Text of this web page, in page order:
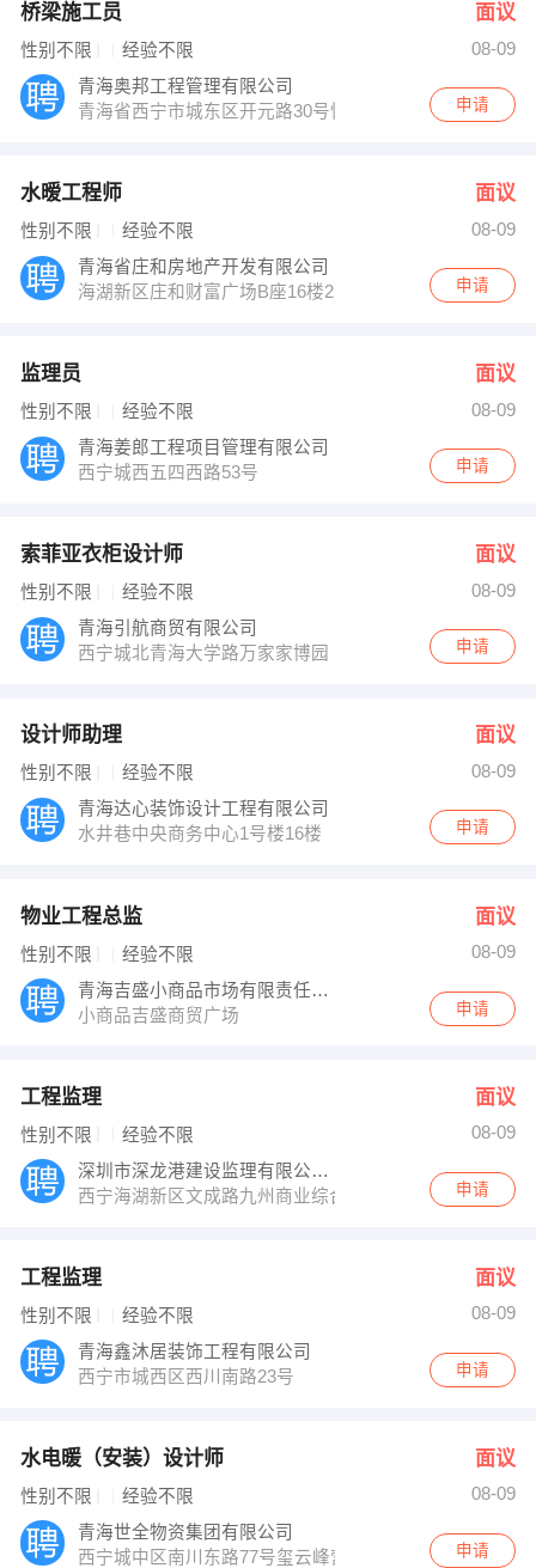
桥梁施工员 面议
性别不限 经验不限
08-09
青海奥邦工程管理有限公司
青海省西宁市城东区开元路30号恒欣大厦11楼
申请
水暧工程师 面议
性别不限 经验不限
08-09
青海省庄和房地产开发有限公司
海湖新区庄和财富广场B座16楼2167室
申请
监理员 面议
性别不限 经验不限
08-09
青海姜郎工程项目管理有限公司
西宁城西五四西路53号
申请
索菲亚衣柜设计师 面议
性别不限 经验不限
08-09
青海引航商贸有限公司
西宁城北青海大学路万家家博园
申请
设计师助理 面议
性别不限 经验不限
08-09
青海达心装饰设计工程有限公司
水井巷中央商务中心1号楼16楼
申请
物业工程总监 面议
性别不限 经验不限
08-09
青海吉盛小商品市场有限责任公司
小商品吉盛商贸广场
申请
工程监理 面议
性别不限 经验不限
08-09
深圳市深龙港建设监理有限公司青海分公司
西宁海湖新区文成路九州商业综合体B做8楼
申请
工程监理 面议
性别不限 经验不限
08-09
青海鑫沐居装饰工程有限公司
西宁市城西区西川南路23号
申请
水电暖（安装）设计师 面议
性别不限 经验不限
08-09
青海世全物资集团有限公司
西宁城中区南川东路77号玺云峰营销中心
申请